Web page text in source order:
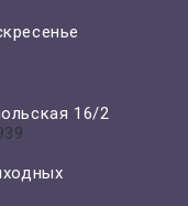
16/2